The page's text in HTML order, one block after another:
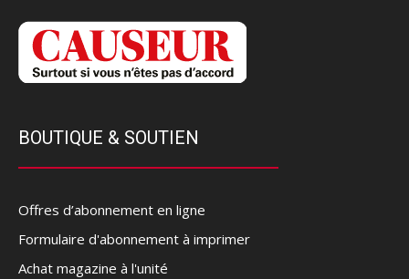
BOUTIQUE & SOUTIEN
Offres d’abonnement en ligne
Formulaire d'abonnement à imprimer
Achat magazine à l'unité